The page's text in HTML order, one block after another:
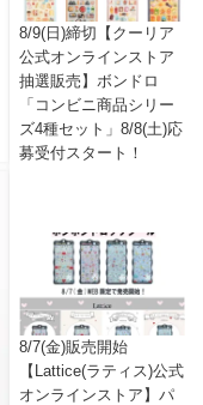
8/9(日)締切【クーリア
公式オンラインストア
抽選販売】ボンドロ
「コンビニ商品シリー
ズ4種セット」8/8(土)応
募受付スタート！
8/7(金)販売開始
【Lattice(ラティス)公式
オンラインストア】パ